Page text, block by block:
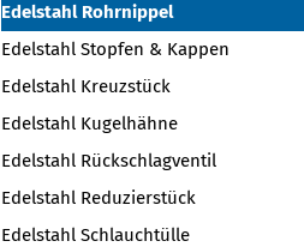
Edelstahl Rohrnippel
Edelstahl Stopfen & Kappen
Edelstahl Kreuzstück
Edelstahl Kugelhähne
Edelstahl Rückschlagventil
Edelstahl Reduzierstück
Edelstahl Schlauchtülle